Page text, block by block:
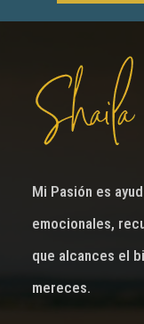
Mi Pasión es
emocionales,
que alcances el
mereces.